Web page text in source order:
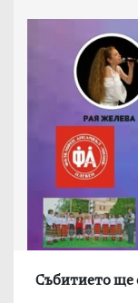
Събитието ще